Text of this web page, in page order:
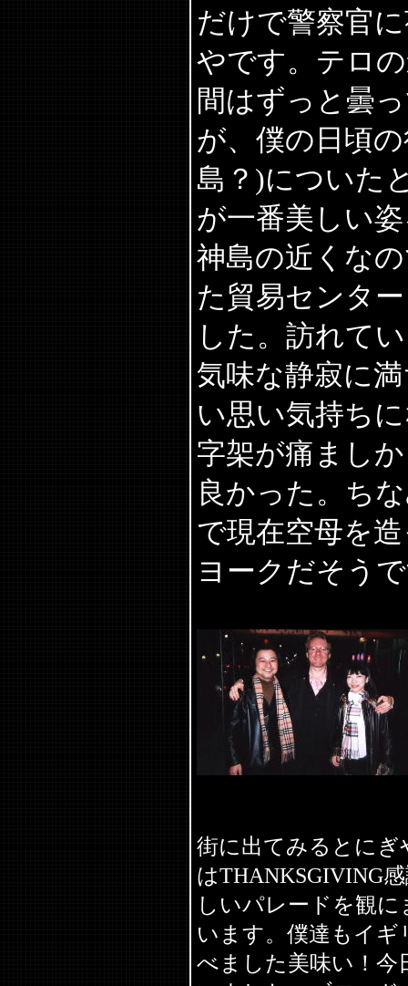
だけで警察官
やです。テロ
間はずっと曇
が、僕の日頃
島？)についた
が一番美しい
神島の近くな
た貿易センタ
した。訪れて
気味な静寂に
い思い気持ち
字架が痛まし
良かった。ち
で現在空母を
ヨークだそう
街に出てみるとに
はTHANKSGIVING
しいパレードを観
います。僕達もイギ
べました美味い！